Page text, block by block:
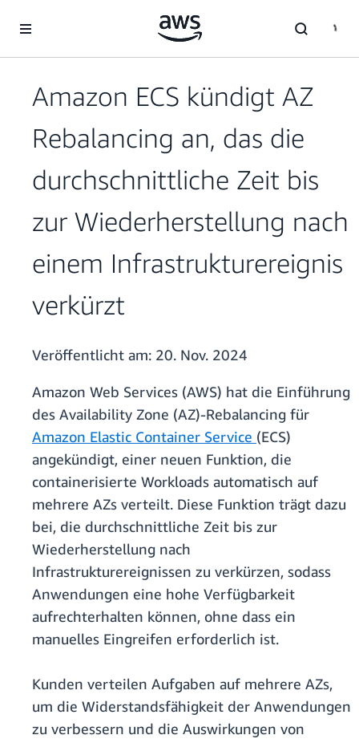
Überspringen zum Hauptinhalt
Amazon ECS kündigt AZ
Rebalancing an, das die
durchschnittliche Zeit bis
zur Wiederherstellung nach
einem Infrastrukturereignis
verkürzt
Veröffentlicht am: 20. Nov. 2024
Amazon Web Services (AWS) hat die Einführung
des Availability Zone (AZ)-Rebalancing für
Amazon Elastic Container Service (ECS)
angekündigt, einer neuen Funktion, die
containerisierte Workloads automatisch auf
mehrere AZs verteilt. Diese Funktion trägt dazu
bei, die durchschnittliche Zeit bis zur
Wiederherstellung nach
Infrastrukturereignissen zu verkürzen, sodass
Anwendungen eine hohe Verfügbarkeit
aufrechterhalten können, ohne dass ein
manuelles Eingreifen erforderlich ist.
Kunden verteilen Aufgaben auf mehrere AZs,
um die Widerstandsfähigkeit der Anwendungen
zu verbessern und die Auswirkungen von